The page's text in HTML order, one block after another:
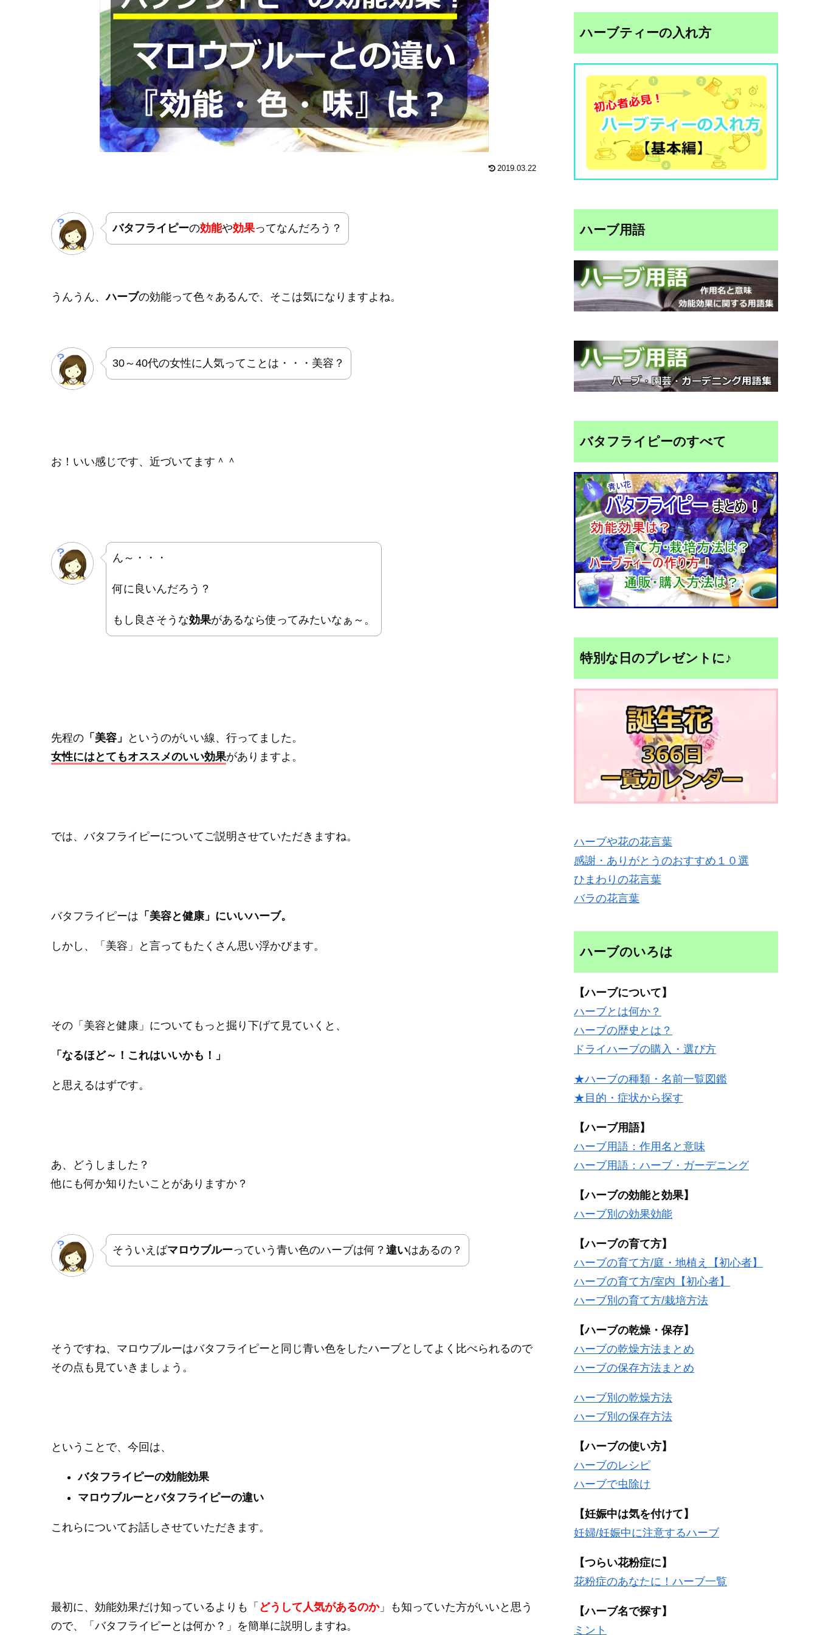
2019.03.22
バタフライピーの効能や効果ってなんだろう？
うんうん、ハーブの効能って色々あるんで、そこは気になりますよね。
30～40代の女性に人気ってことは・・・美容？
お！いい感じです、近づいてます＾＾
ん～・・・
何に良いんだろう？
もし良さそうな効果があるなら使ってみたいなぁ～。
先程の 「美容」
というのがいい線、行ってました。
女性にはとてもオススメのいい効果がありますよ。
では、バタフライピーについてご説明させていただきますね。
バタフライピーは 「美容と健康」にいいハーブ。
しかし、「美容」と言ってもたくさん思い浮かびます。
その「美容と健康」についてもっと掘り下げて見ていくと、
「なるほど～！これはいいかも！」
と思えるはずです。
あ、どうしました？
他にも何か知りたいことがありますか？
そういえばマロウブルーっていう青い色のハーブは何？ 違いはあるの？
そうですね、マロウブルーはバタフライピーと同じ青い色をしたハーブとしてよく比べられるので
その点も見ていきましょう。
ということで、今回は、
バタフライピーの効能効果
マロウブルーとバタフライピーの違い
これらについてお話しさせていただきます。
最初に、効能効果だけ知っているよりも「 どうして人気があるのか」も知っていた方がいいと思う
ので、「バタフライピーとは何か？」を簡単に説明しますね。
ハーブティーの入れ方
ハーブ用語
バタフライピーのすべて
特別な日のプレゼントに♪
ハーブや花の花言葉
感謝・ありがとうのおすすめ１０選
ひまわりの花言葉
バラの花言葉
ハーブのいろは
【ハーブについて】
ハーブとは何か？
ハーブの歴史とは？
ドライハーブの購入・選び方
★ハーブの種類・名前一覧図鑑
★目的・症状から探す
【ハーブ用語】
ハーブ用語：作用名と意味
ハーブ用語：ハーブ・ガーデニング
【ハーブの効能と効果】
ハーブ別の効果効能
【ハーブの育て方】
ハーブの育て方/庭・地植え【初心者】
ハーブの育て方/室内【初心者】
ハーブ別の育て方/栽培方法
【ハーブの乾燥・保存】
ハーブの乾燥方法まとめ
ハーブの保存方法まとめ
ハーブ別の乾燥方法
ハーブ別の保存方法
【ハーブの使い方】
ハーブのレシピ
ハーブで虫除け
【妊娠中は気を付けて】
妊婦/妊娠中に注意するハーブ
【つらい花粉症に】
花粉症のあなたに！ハーブ一覧
【ハーブ名で探す】
ミント